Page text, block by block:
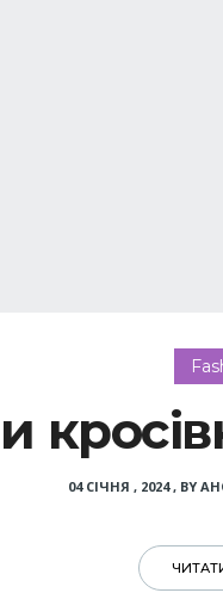
04 СІЧНЯ , 2024, BY